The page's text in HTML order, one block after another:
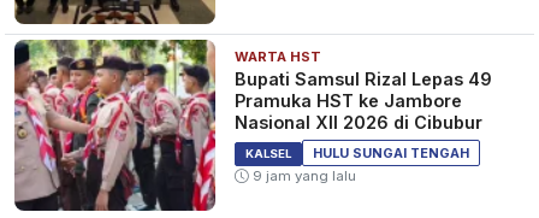
WARTA HST
Bupati Samsul Rizal Lepas 49
Pramuka HST ke Jambore
Nasional XII 2026 di Cibubur
KALSEL
HULU SUNGAI TENGAH
9 jam yang lalu